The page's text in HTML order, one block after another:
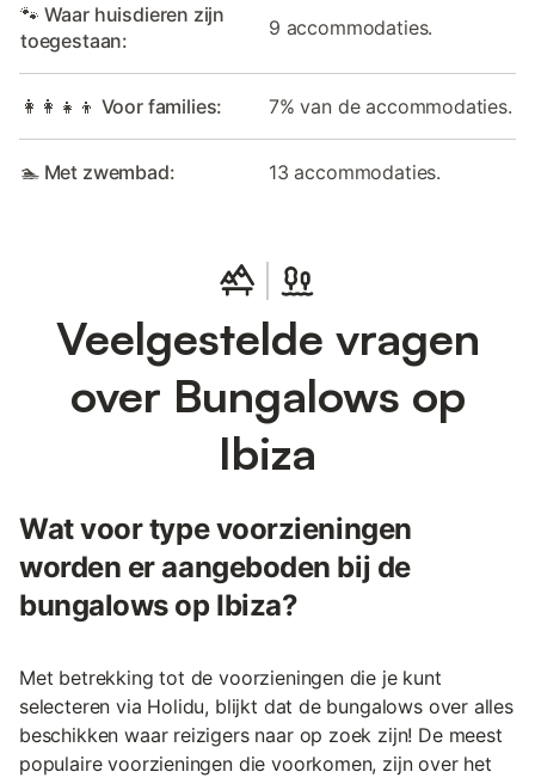
🐾 Waar huisdieren zijn
toegestaan:
9 accommodaties.
👩‍👩‍👧‍👦 Voor families: 7% van de accommodaties.
🏊 Met zwembad: 13 accommodaties.
Veelgestelde vragen
over Bungalows op
Ibiza
Wat voor type voorzieningen
worden er aangeboden bij de
bungalows op Ibiza?
Met betrekking tot de voorzieningen die je kunt
selecteren via Holidu, blijkt dat de bungalows over alles
beschikken waar reizigers naar op zoek zijn! De meest
populaire voorzieningen die voorkomen, zijn over het